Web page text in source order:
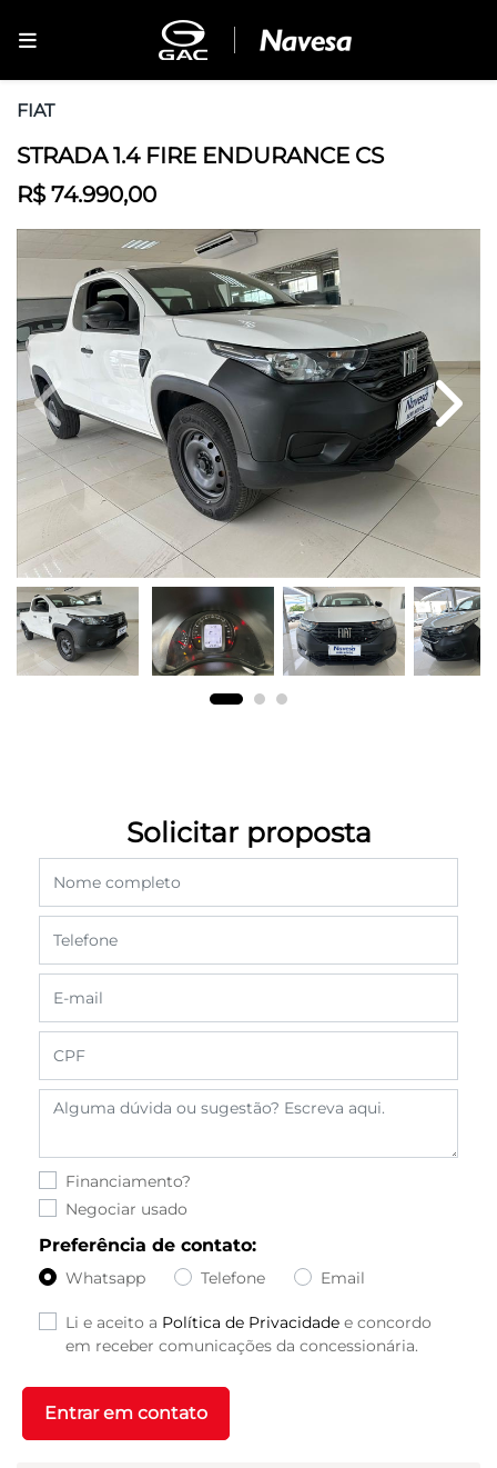
FIAT
STRADA 1.4 FIRE ENDURANCE CS
R$ 74.990,00
Previous Next
Solicitar proposta
Financiamento?
Negociar usado
Preferência de contato:
Whatsapp Telefone Email
Li e aceito a Política de Privacidade e concordo
em receber comunicações da concessionária.
Entrar em contato